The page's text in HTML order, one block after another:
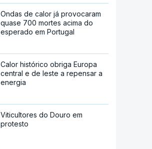
Ondas de calor já provocaram
quase 700 mortes acima do
esperado em Portugal
Calor histórico obriga Europa
central e de leste a repensar a
energia
Viticultores do Douro em
protesto